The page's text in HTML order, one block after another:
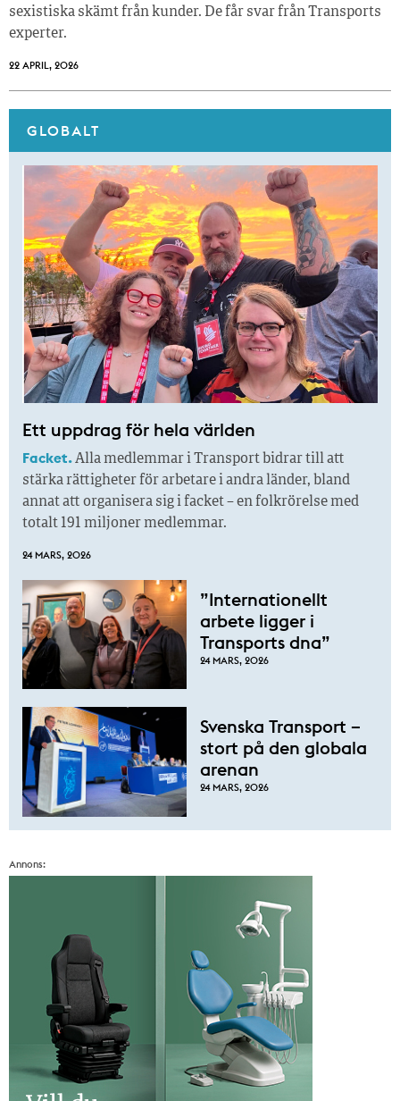
sexistiska skämt från kunder. De får svar från Transports
experter.
22 APRIL, 2026
GLOBALT
Ett uppdrag för hela världen
Facket.Alla medlemmar i Transport bidrar till att
stärka rättigheter för arbetare i andra länder, bland
annat att organisera sig i facket – en folkrörelse med
totalt 191 miljoner medlemmar.
24 MARS, 2026
”Internationellt
arbete ligger i
Transports dna”
24 MARS, 2026
Svenska Transport –
stort på den globala
arenan
24 MARS, 2026
Annons: